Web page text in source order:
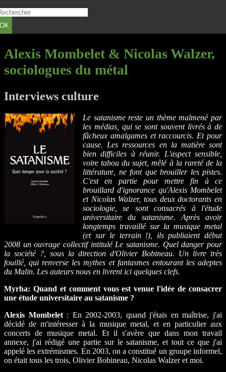
OK
Alexis Mombelet & Nicolas Walzer,
sociologues du métal
Interviews culture
Le satanisme reste un thème malmené par
les médias, qui se sont souvent livrés à de
fâcheux amalgames et raccourcis. Et pour
cause. Les ressources en la matière sont
bien difficiles à réunir. L'aspect sensible,
voire tabou du sujet, mêlé à la rareté de la
littérature, ne font que brouiller les pistes.
C'est en partie pour mettre fin à ce
brouillard d'ignorance qu'Alexis Mombelet
et Nicolas Walzer, tous deux doctorants en
sociologie, se sont consacrés à l'étude
universitaire du satanisme. Après avoir
longtemps travaillé sur la musique metal
(et sur le terrain !), ils publiaient début
2008 un ouvrage collectif intitulé Le satanisme. Quel danger pour
la société ?, sous la direction d'Olivier Bobineau. Un livre très
fouillé, qui renverse les mythes et fantasmes entourant les adeptes
du Malin. Les auteurs nous en livrent ici quelques clefs.
Myrha: Quand et comment vous est venue l'idée de consacrer
une étude universitaire au satanisme ?
Alexis Mombelet: En 2002-2003, quand j'étais en maîtrise, j'ai
décidé de m'intéresser à la musique metal, et en particulier aux
concerts de musique metal. Et il s'avère que dans mon travail
annexe, j'ai rédigé une partie sur le satanisme, et tout ce que j'ai
appelé les extrémismes. En 2003, on a constitué un groupe informel,
on était tous les trois, Olivier Bobineau, Nicolas Walzer et moi.